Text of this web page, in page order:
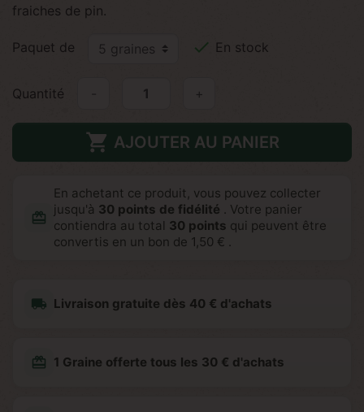
fraiches de pin.
Paquet de  En stock
Quantité +
 AJOUTER AU PANIER
redeem
En achetant ce produit, vous pouvez collecter
jusqu'à 30 points de fidélité . Votre panier
contiendra au total 30 points qui peuvent être
convertis en un bon de 1,50 € .
local_shipping Livraison gratuite dès 40 € d'achats
redeem 1 Graine offerte tous les 30 € d'achats